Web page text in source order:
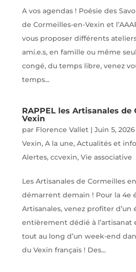
A vos agendas ! Poésie des
de Cormeilles-en-Vexin et
vous proposer différents
ami.e.s, en famille ou même
congé, du temps libre, venez
temps...
RAPPEL les Artisanales de
Vexin
par Florence Vallet| Juin 5, 2026
Vexin, A la une, Actualités et
Alertes, ccvexin, Vie associative
Les Artisanales de Cormeilles
démarrent demain ! Pour la 4e
Artisanales, venez profiter d’un
entièrement dédié à l’artisanat
tout au long d’un week-end
du Vexin français ! Des...